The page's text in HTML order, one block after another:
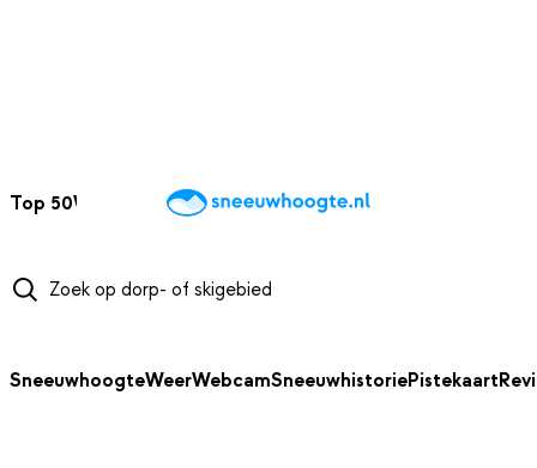
Top 50Webcams WintersportweerKaarten
SneeuwhoogteWeerWebcamSneeuwhistoriePistekaart